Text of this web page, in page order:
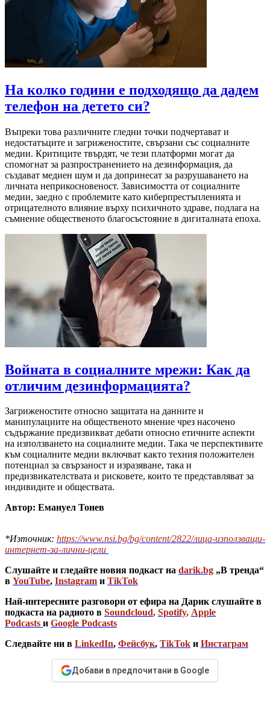
На колко години е подходящо да дадем
телефон на детето си?
Въпреки това различните гледни точки подчертават и
недостатъците и загриженостите, свързани със социалните
медии. Критиците твърдят, че тези платформи могат да
спомогнат за разпространението на дезинформация, да
създават медиен шум и да допринесат за разрушаването на
личната неприкосновеност. Зависимостта от социалните
медии, заедно с проблемите като киберпрестъпленията и
отрицателното влияние върху психичното здраве, подлага на
съмнение общественото благосъстояние в дигиталната епоха.
Войната в социалните мрежи: Как да
отличим дезинформацията?
Загриженостите относно защитата на данните и
манипулациите на общественото мнение чрез насочено
съдържание предизвикват дебати относно етичните аспекти
на използването на социалните медии. Така че перспективите
към социалните медии включват както техния положителен
потенциал за свързаност и изразяване, така и
предизвикателствата и рисковете, които те представляват за
индивидите и обществата.
Автор: Емануел Тонев
*Източник: https://www.nsi.bg/bg/content/2822/лица-използващи-
интернет-за-лични-цели
Слушайте и гледайте новия подкаст на darik.bg „В тренда“
в YouTube, Instagram и TikTok
Най-интересните разговори от ефира на Дарик слушайте в
подкаста на радиото в Soundcloud, Spotify, Apple
Podcasts и Google Podcasts
Следвайте ни в LinkedIn, Фейсбук, TikTok и Инстаграм
Добави в предпочитани в Google